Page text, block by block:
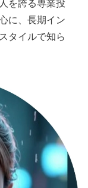
を誇る専業投
に、長期イン
タイルで知ら